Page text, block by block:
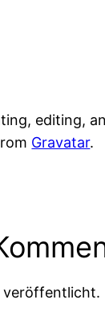
editing,
Gravatar.
veröffentlicht.